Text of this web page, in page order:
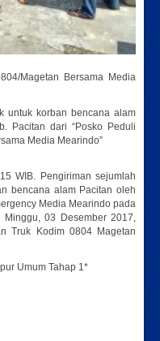
Magetan Bersama Media
untuk korban bencana alam
Pacitan dari “Posko Peduli
Media Mearindo”
WIB. Pengiriman sejumlah
bencana alam Pacitan oleh
Media Mearindo pada
03 Desember 2017,
Truk Kodim 0804 Magetan
Umum Tahap 1*